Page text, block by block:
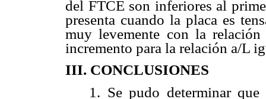
del FTCE son inferiores al
presenta cuando la placa es
muy levemente con la
incremento para la relación a/L
III. CONCLUSIONES
1. Se pudo determinar